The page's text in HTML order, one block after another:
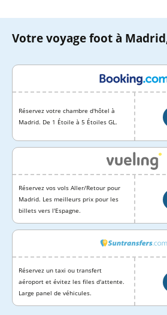
Votre voyage foot à
Réservez votre chambre d'hôtel à
Madrid. De 1 Étoile à 5 Étoiles GL.
Réservez vos vols Aller/Retour pour
Madrid. Les meilleurs prix pour les
billets vers l'Espagne.
Réservez un taxi ou transfert
aéroport et évitez les files d'attente.
Large panel de véhicules.